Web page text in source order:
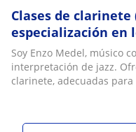
Clases de
especialización en
Soy Enzo Medel, músico
interpretación de jazz.
clarinete, adecuadas para